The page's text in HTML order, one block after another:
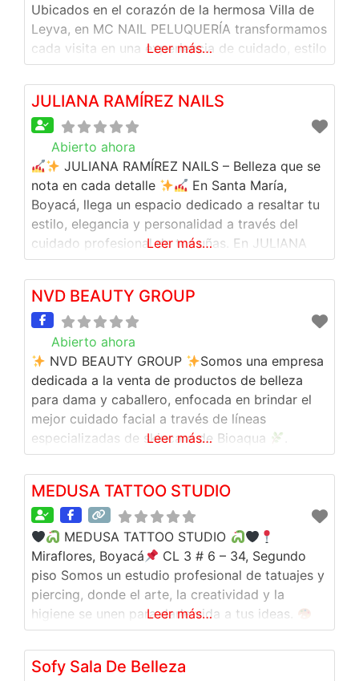
Ubicados en el corazón de la hermosa Villa de
Leyva, en MC NAIL PELUQUERÍA transformamos
cada visita en una experiencia de cuidado, estilo
y bienestar. Somos el lugar ideal para
consentirte, renovar tu imagen y lucir
espectacular en cualquier ocasión, ya sea que
vivas aquí
Leer más…
JULIANA RAMÍREZ NAILS
Abierto ahora
JULIANA RAMÍREZ NAILS – Belleza que se
nota en cada detalle
En Santa María,
Boyacá, llega un espacio dedicado a resaltar tu
estilo, elegancia y personalidad a través del
cuidado profesional de tus uñas. En JULIANA
RAMÍREZ NAILS te ofrecemos:
Realización de
uñas con diseños modernos y personalizados
Forrado en acrílico para mayor resistencia y
duración
Garantía
Leer más…
NVD BEAUTY GROUP
Abierto ahora
NVD BEAUTY GROUP
Somos una empresa
dedicada a la venta de productos de belleza
para dama y caballero, enfocada en brindar el
mejor cuidado facial a través de líneas
especializadas de skincare de Bioaqua
Ofrecemos soluciones efectivas para la
limpieza, hidratación y renovación de la piel,
adaptadas a diferentes tipos y necesidades. En
NVD BEAUTY GROUP creemos en
Leer más…
MEDUSA TATTOO STUDIO
MEDUSA TATTOO STUDIO
Miraflores, Boyacá
CL 3 # 6 – 34, Segundo
piso Somos un estudio profesional de tatuajes y
piercing, donde el arte, la creatividad y la
higiene se unen para darle vida a tus ideas.
Transformamos tus ideas en tatuajes únicos y
personalizados
Diseño artístico y atención
profesional
Piercing con protocolos de
Leer más…
Sofy Sala De Belleza